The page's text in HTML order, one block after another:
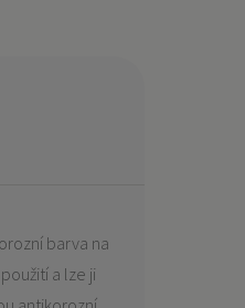
barva na
a lze ji